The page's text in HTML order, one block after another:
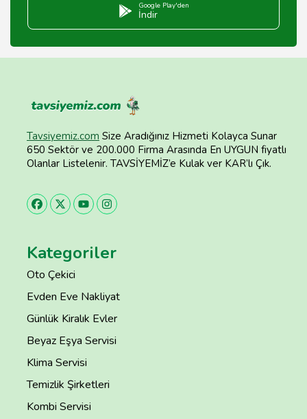
Google Play'den
İndir
Tavsiyemiz.com Size Aradığınız Hizmeti Kolayca Sunar
650 Sektör ve 200.000 Firma Arasında En UYGUN fiyatlı
Olanlar Listelenir. TAVSİYEMİZ’e Kulak ver KAR’lı Çık.
Kategoriler
Oto Çekici
Evden Eve Nakliyat
Günlük Kiralık Evler
Beyaz Eşya Servisi
Klima Servisi
Temizlik Şirketleri
Kombi Servisi